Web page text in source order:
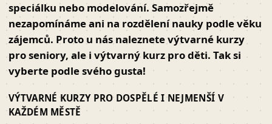
speciálku nebo modelování. Samozřejmě
nezapomínáme ani na rozdělení nauky podle věku
zájemců. Proto u nás naleznete výtvarné kurzy
pro seniory, ale i výtvarný kurz pro děti. Tak si
vyberte podle svého gusta!
VÝTVARNÉ KURZY PRO DOSPĚLÉ I NEJMENŠÍ V
KAŽDÉM MĚSTĚ